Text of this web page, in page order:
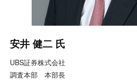
安井 健二 氏
UBS証券株式会社
調査本部 本部長